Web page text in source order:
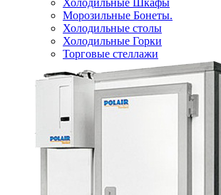
Холодильные Шкафы
Морозильные Бонеты.
Холодильные столы
Холодильные Горки
Торговые стеллажи